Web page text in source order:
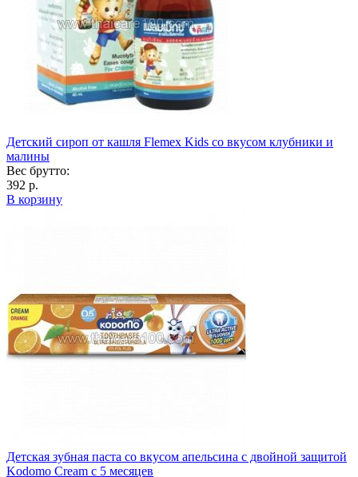
Детский сироп от кашля Flemex Kids со вкусом клубники и
малины
Вес брутто:
392 р.
В корзину
Детская зубная паста со вкусом апельсина с двойной защитой
Kodomo Cream c 5 месяцев